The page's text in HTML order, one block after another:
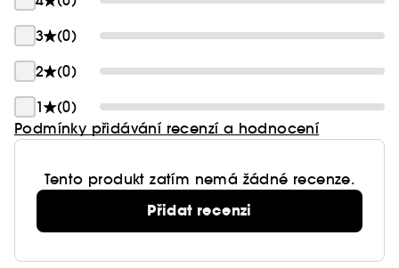
3
(0)
2
(0)
1
(0)
Podmínky přidávání recenzí a hodnocení
Tento produkt zatím nemá žádné recenze.
Přidat recenzi